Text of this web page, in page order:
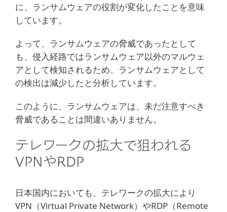
に、ランサムウェアの役割が変化したことを意味
しています。
よって、ランサムウェアの脅威であったとして
も、侵入経路ではランサムウェア以外のマルウェ
アとして検知されるため、ランサムウェアとして
の検出は減少したと分析しています。
このように、ランサムウェアは、未だ注意すべき
脅威であることは間違いありません。
テレワークの拡大で狙われる
VPNやRDP
日本国内においても、テレワークの拡大により
VPN（Virtual Private Network）やRDP（Remote